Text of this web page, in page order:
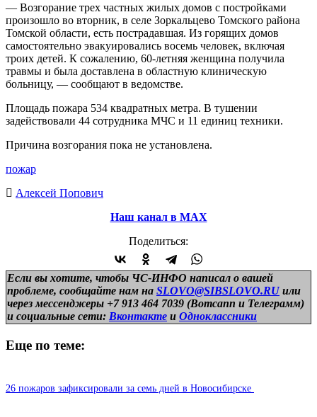
— Возгорание трех частных жилых домов с постройками
произошло во вторник, в селе Зоркальцево Томского района
Томской области, есть пострадавшая. Из горящих домов
самостоятельно эвакуировались восемь человек, включая
троих детей. К сожалению, 60-летняя женщина получила
травмы и была доставлена в областную клиническую
больницу, — сообщают в ведомстве.
Площадь пожара 534 квадратных метра. В тушении
задействовали 44 сотрудника МЧС и 11 единиц техники.
Причина возгорания пока не установлена.
пожар
Алексей Попович
Наш канал в МАХ
Поделиться:
Если вы хотите, чтобы ЧС-ИНФО написал о вашей
проблеме, сообщайте нам на SLOVO@SIBSLOVO.RU или
через мессенджеры +7 913 464 7039 (Вотсапп и Телеграмм)
и социальные сети: Вконтакте и Одноклассники
Еще по теме:
26 пожаров зафиксировали за семь дней в Новосибирске